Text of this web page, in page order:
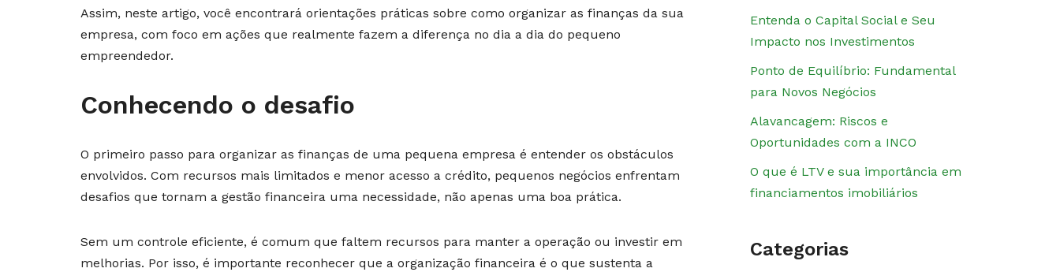
Assim, neste artigo, você encontrará orientações práticas sobre como organizar as finanças da sua
empresa, com foco em ações que realmente fazem a diferença no dia a dia do pequeno
empreendedor.
Conhecendo o desafio
O primeiro passo para organizar as finanças de uma pequena empresa é entender os obstáculos
envolvidos. Com recursos mais limitados e menor acesso a crédito, pequenos negócios enfrentam
desafios que tornam a gestão financeira uma necessidade, não apenas uma boa prática.
Sem um controle eficiente, é comum que faltem recursos para manter a operação ou investir em
melhorias. Por isso, é importante reconhecer que a organização financeira é o que sustenta a
Entenda o Capital Social e Seu
Impacto nos Investimentos
Ponto de Equilíbrio: Fundamental
para Novos Negócios
Alavancagem: Riscos e
Oportunidades com a INCO
O que é LTV e sua importância em
financiamentos imobiliários
Categorias